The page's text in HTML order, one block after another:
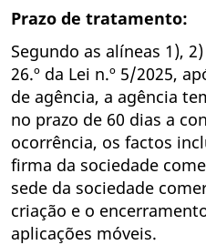
Prazo de tratamento:
Segundo as alíneas 1),
26.º da Lei n.º 5/2025,
de agência, a agência
no prazo de 60 dias a
ocorrência, os factos
firma da sociedade
sede da sociedade
criação e o
aplicações móveis.